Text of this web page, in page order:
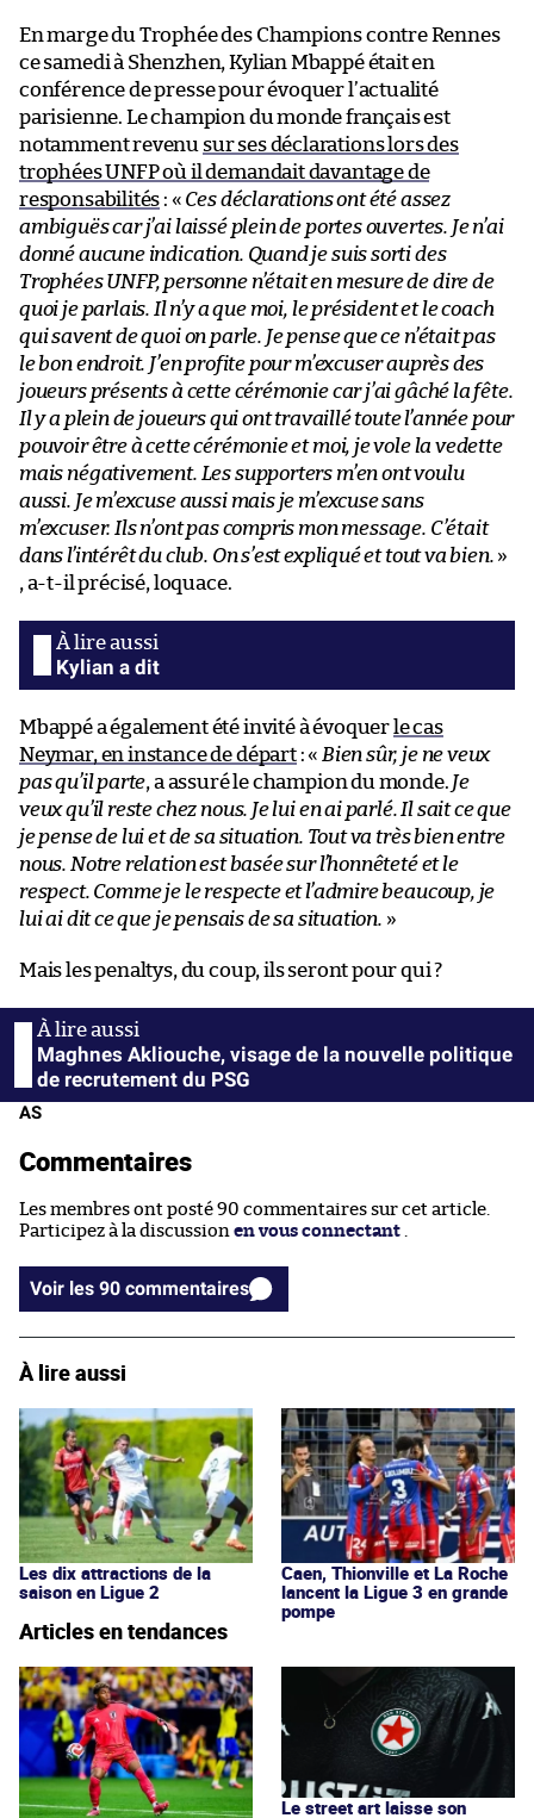
En marge du Trophée des Champions contre Rennes
ce samedi à Shenzhen, Kylian Mbappé était en
conférence de presse pour évoquer l’actualité
parisienne. Le champion du monde français est
notamment revenu sur ses déclarations lors des
trophées UNFP où il demandait davantage de
responsabilités : « Ces déclarations ont été assez
ambiguës car j’ai laissé plein de portes ouvertes. Je n’ai
donné aucune indication. Quand je suis sorti des
Trophées UNFP, personne n’était en mesure de dire de
quoi je parlais. Il n’y a que moi, le président et le coach
qui savent de quoi on parle. Je pense que ce n’était pas
le bon endroit. J’en profite pour m’excuser auprès des
joueurs présents à cette cérémonie car j’ai gâché la fête.
Il y a plein de joueurs qui ont travaillé toute l’année pour
pouvoir être à cette cérémonie et moi, je vole la vedette
mais négativement. Les supporters m’en ont voulu
aussi. Je m’excuse aussi mais je m’excuse sans
m’excuser. Ils n’ont pas compris mon message. C’était
dans l’intérêt du club. On s’est expliqué et tout va bien. »
, a-t-il précisé, loquace.
Kylian a dit
Mbappé a également été invité à évoquer le cas
Neymar, en instance de départ: « Bien sûr, je ne veux
pas qu’il parte, a assuré le champion du monde. Je
veux qu’il reste chez nous. Je lui en ai parlé. Il sait ce que
je pense de lui et de sa situation. Tout va très bien entre
nous. Notre relation est basée sur l’honnêteté et le
respect. Comme je le respecte et l’admire beaucoup, je
lui ai dit ce que je pensais de sa situation. »
Mais les penaltys, du coup, ils seront pour qui ?
Maghnes Akliouche, visage de la nouvelle politique
de recrutement du PSG
AS
Commentaires
Les membres ont posté 90 commentaires sur cet article.
Participez à la discussion en vous connectant
Voir les 90 commentaires
À lire aussi
Les dix attractions de la
saison en Ligue 2
Caen, Thionville et La Roche
lancent la Ligue 3 en grande
pompe
Articles en tendances
Le street art laisse son